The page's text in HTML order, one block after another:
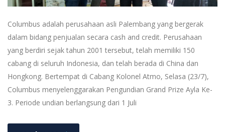
Columbus adalah perusahaan asli Palembang yang bergerak
dalam bidang penjualan secara cash and credit. Perusahaan
yang berdiri sejak tahun 2001 tersebut, telah memiliki 150
cabang di seluruh Indonesia, dan telah berada di China dan
Hongkong. Bertempat di Cabang Kolonel Atmo, Selasa (23/7),
Columbus menyelenggarakan Pengundian Grand Prize Ayla Ke-
3. Periode undian berlangsung dari 1 Juli